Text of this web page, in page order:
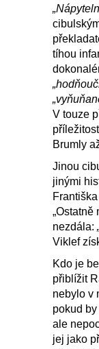
tíhou
V touze
Brumly
Jinou
jinými
„Ostatně
nezdála:
Viklef
Kdo je
přiblížit
nebylo v
pokud
ale
jej jako